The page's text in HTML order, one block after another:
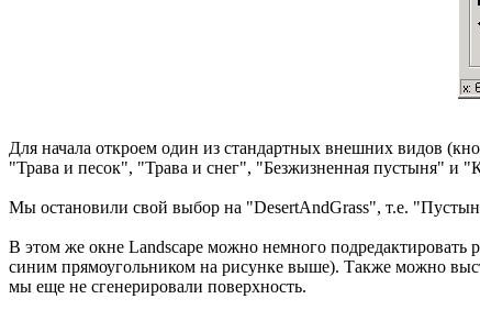
Для начала откроем один из стандартных внешних видов
"Трава и песок", "Трава и снег", "Безжизненная пустыня" и
Мы остановили свой выбор на "DesertAndGrass", т.е.
В этом же окне Landscape можно немного
синим прямоугольником на рисунке выше). Также можно
мы еще не сгенерировали поверхность.